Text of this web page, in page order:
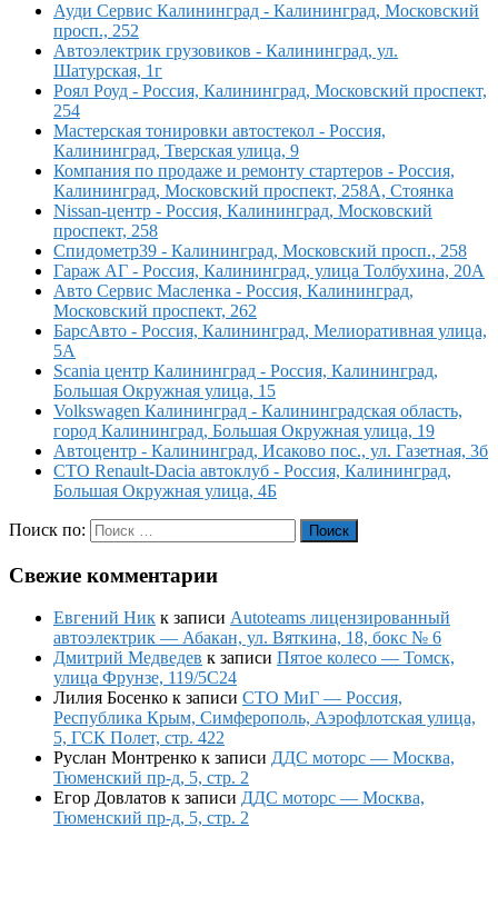
Ауди Сервис Калининград - Калининград, Московский
просп., 252
Автоэлектрик грузовиков - Калининград, ул.
Шатурская, 1г
Роял Роуд - Россия, Калининград, Московский проспект,
254
Мастерская тонировки автостекол - Россия,
Калининград, Тверская улица, 9
Компания по продаже и ремонту стартеров - Россия,
Калининград, Московский проспект, 258А, Стоянка
Nissan-центр - Россия, Калининград, Московский
проспект, 258
Спидометр39 - Калининград, Московский просп., 258
Гараж АГ - Россия, Калининград, улица Толбухина, 20А
Авто Сервис Масленка - Россия, Калининград,
Московский проспект, 262
БарсАвто - Россия, Калининград, Мелиоративная улица,
5А
Scania центр Калининград - Россия, Калининград,
Большая Окружная улица, 15
Volkswagen Калининград - Калининградская область,
город Калининград, Большая Окружная улица, 19
Автоцентр - Калининград, Исаково пос., ул. Газетная, 3б
СТО Renault-Dacia автоклуб - Россия, Калининград,
Большая Окружная улица, 4Б
Поиск по: Поиск
Свежие комментарии
Евгений Ник к записи Autoteams лицензированный
автоэлектрик — Абакан, ул. Вяткина, 18, бокс № 6
Дмитрий Медведев к записи Пятое колесо — Томск,
улица Фрунзе, 119/5С24
Лилия Босенко к записи СТО МиГ — Россия,
Республика Крым, Симферополь, Аэрофлотская улица,
5, ГСК Полет, стр. 422
Руслан Монтренко к записи ДДС моторс — Москва,
Тюменский пр-д, 5, стр. 2
Егор Довлатов к записи ДДС моторс — Москва,
Тюменский пр-д, 5, стр. 2